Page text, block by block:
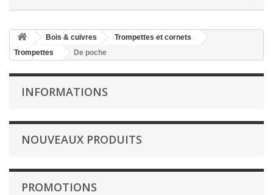
Bois & cuivres
Trompettes et cornets
Trompettes
De poche
INFORMATIONS
NOUVEAUX PRODUITS
PROMOTIONS